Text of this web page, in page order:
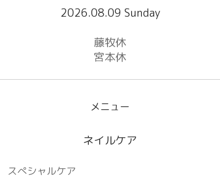
2026.08.09 Sunday
藤牧休
宮本休
メニュー
ネイルケア
スぺシャルケア